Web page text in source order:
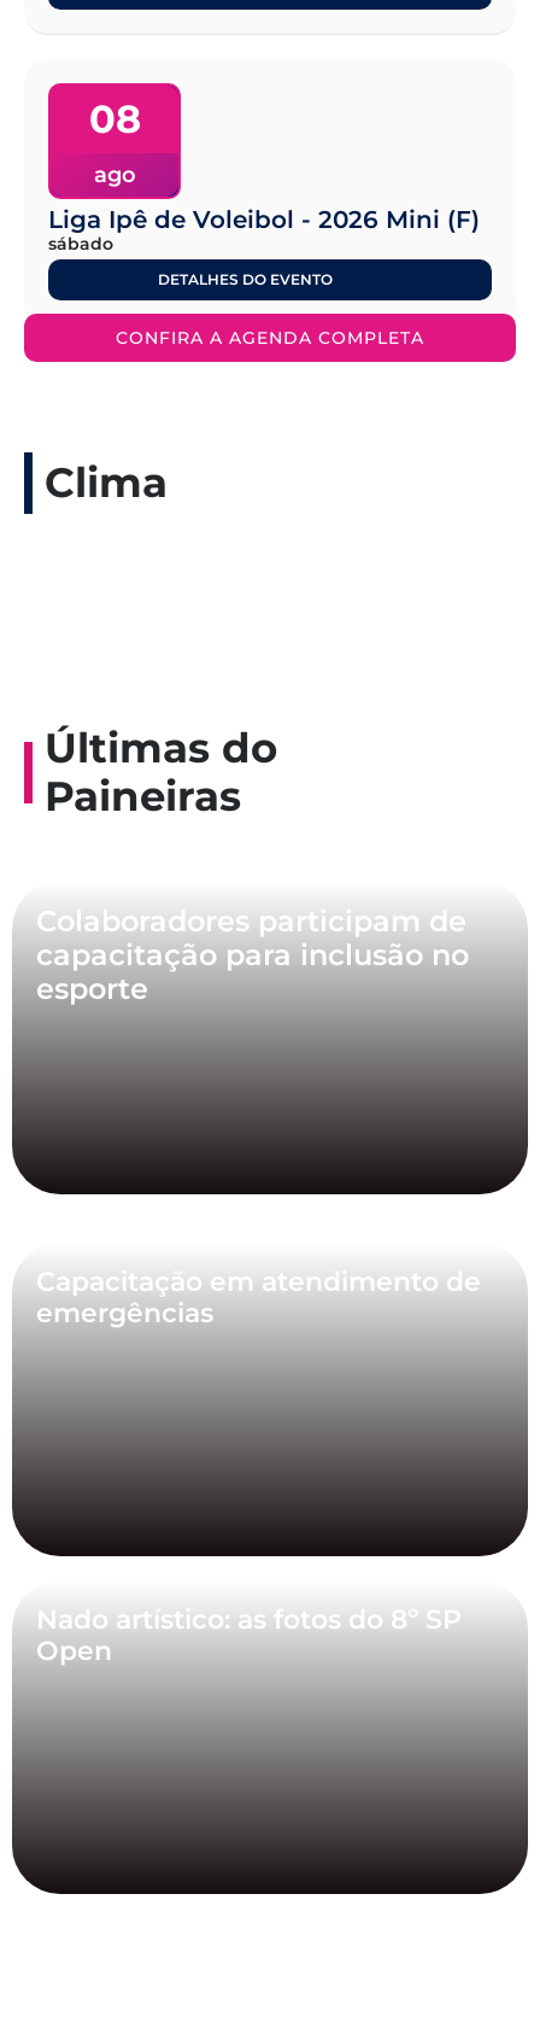
08
ago
Liga Ipê de Voleibol - 2026 Mini (F)
sábado
DETALHES DO EVENTO
CONFIRA A AGENDA COMPLETA
Clima
Últimas do
Paineiras
Colaboradores participam de
capacitação para inclusão no
esporte
Capacitação em atendimento de
emergências
Nado artístico: as fotos do 8º SP
Open